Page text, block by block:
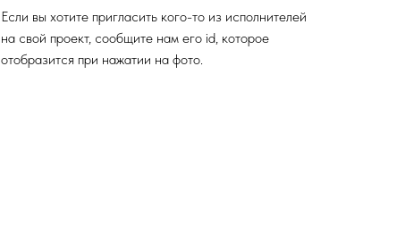
Если вы хотите пригласить кого-то из исполнителей
на свой проект, сообщите нам его id, которое
отобразится при нажатии на фото.